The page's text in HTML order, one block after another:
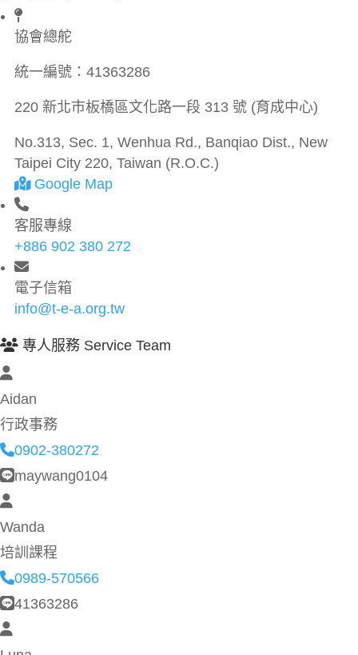
協會總舵
統一編號： 41363286
220 新北市板橋區文化路一段 313 號 (育成中心)
No.313, Sec. 1, Wenhua Rd., Banqiao Dist., New
Taipei City 220, Taiwan (R.O.C.)
Google Map
客服專線
+886 902 380 272
電子信箱
info@t-e-a.org.tw
專人服務 Service Team
Aidan
行政事務
0902-380272
maywang0104
Wanda
培訓課程
0989-570566
41363286